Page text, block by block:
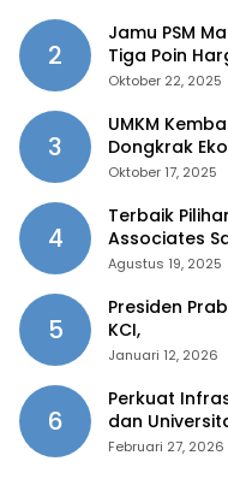
2
Jamu PSM
Tiga Poin
Oktober 22, 2025
3
UMKM
Dongkrak
Oktober 17, 2025
4
Terbaik
Associates
2025”
Agustus 19, 2025
5
Presiden
KCI,
Januari 12, 2026
6
Perkuat
dan
Smart
Februari 27, 2026